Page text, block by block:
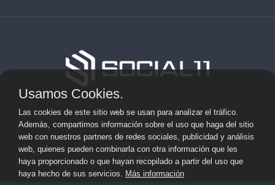
Aviso Legal
Privacidad
Cookies
Usamos Cookies.
Las cookies de este sitio web se usan para analizar el tráfico.
Además, compartimos información sobre el uso que haga del sitio
web con nuestros partners de redes sociales, publicidad y análisis
web, quienes pueden combinarla con otra información que les
haya proporcionado o que hayan recopilado a partir del uso que
haya hecho de sus servicios. Más información